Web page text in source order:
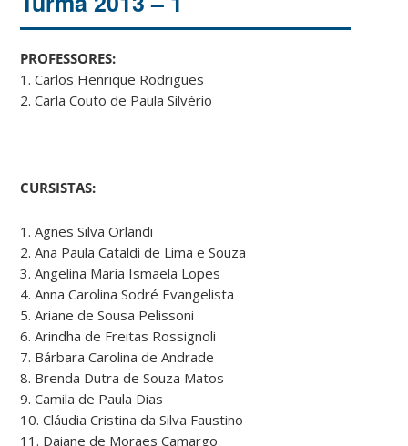
PROFESSORES:
1. Carlos Henrique Rodrigues
2. Carla Couto de Paula Silvério
CURSISTAS:
1. Agnes Silva Orlandi
2. Ana Paula Cataldi de Lima e Souza
3. Angelina Maria Ismaela Lopes
4. Anna Carolina Sodré Evangelista
5. Ariane de Sousa Pelissoni
6. Arindha de Freitas Rossignoli
7. Bárbara Carolina de Andrade
8. Brenda Dutra de Souza Matos
9. Camila de Paula Dias
10. Cláudia Cristina da Silva Faustino
11. Daiane de Moraes Camargo